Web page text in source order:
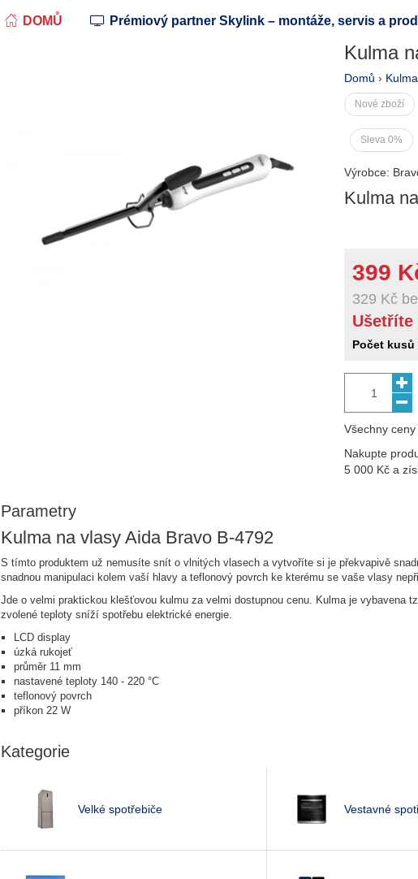
DOMŮ Prémiový partner Skylink – montáže, servis a
Kulma
Domů ›
Nové zboží
Sleva 0%
Výrobce:
Kulma
399
329 Kč
Ušetříte
Počet kusů
1
Všechny
Nakupte
5 000 Kč a
Parametry
Kulma na vlasy Aida Bravo B-4792
S tímto produktem už nemusíte snít o vlnitých vlasech a vytvoříte si je překvapivě
snadnou manipulaci kolem vaší hlavy a teflonový povrch ke kterému se vaše vlasy
Jde o velmi praktickou klešťovou kulmu za velmi dostupnou cenu. Kulma je vybavena
zvolené teploty sníží spotřebu elektrické energie.
LCD display
úzká rukojeť
průměr 11 mm
nastavené teploty 140 - 220 °C
teflonový povrch
příkon 22 W
Kategorie
Velké spotřebiče Vestavné